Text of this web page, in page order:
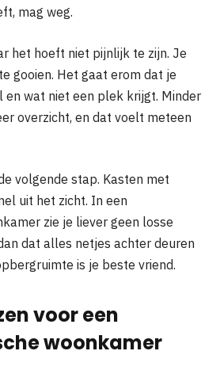
mag weg.
het hoeft niet pijnlijk te zijn. Je
gooien. Het gaat erom dat je
wat niet een plek krijgt. Minder
overzicht, en dat voelt meteen
volgende stap. Kasten met
uit het zicht. In een
zie je liever geen losse
dat alles netjes achter deuren
is je beste vriend.
voor een
woonkamer